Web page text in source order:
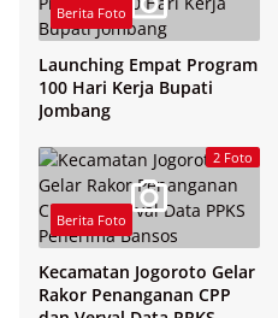
Berita Foto
Launching Empat Program
100 Hari Kerja Bupati
Jombang
2 Foto
Berita Foto
Kecamatan Jogoroto Gelar
Rakor Penanganan CPP